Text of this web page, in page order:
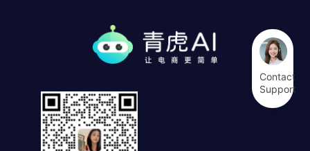
Contact
Support